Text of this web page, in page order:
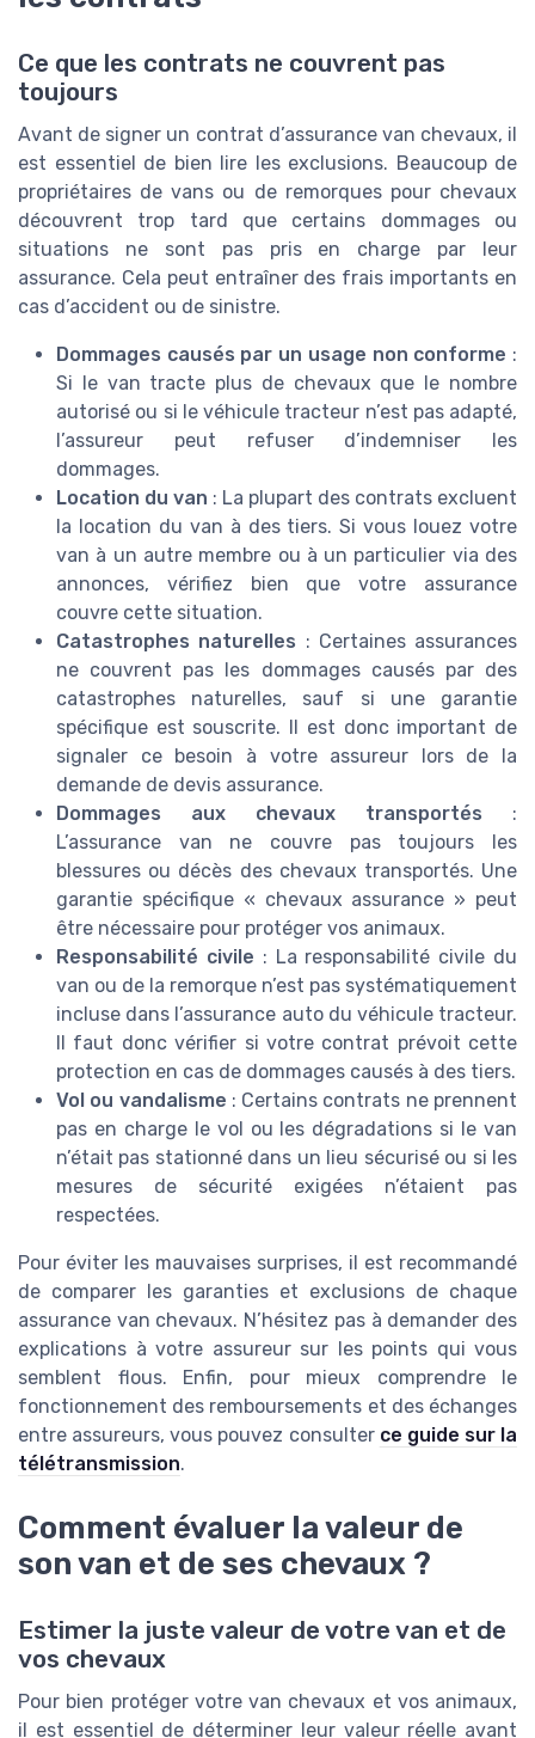
Ce que les contrats ne couvrent pas
toujours
Avant de signer un contrat d’assurance van chevaux, il
est essentiel de bien lire les exclusions. Beaucoup de
propriétaires de vans ou de remorques pour chevaux
découvrent trop tard que certains dommages ou
situations ne sont pas pris en charge par leur
assurance. Cela peut entraîner des frais importants en
cas d’accident ou de sinistre.
Dommages causés par un usage non conforme :
Si le van tracte plus de chevaux que le nombre
autorisé ou si le véhicule tracteur n’est pas adapté,
l’assureur peut refuser d’indemniser les
dommages.
Location du van : La plupart des contrats excluent
la location du van à des tiers. Si vous louez votre
van à un autre membre ou à un particulier via des
annonces, vérifiez bien que votre assurance
couvre cette situation.
Catastrophes naturelles : Certaines assurances
ne couvrent pas les dommages causés par des
catastrophes naturelles, sauf si une garantie
spécifique est souscrite. Il est donc important de
signaler ce besoin à votre assureur lors de la
demande de devis assurance.
Dommages aux chevaux transportés :
L’assurance van ne couvre pas toujours les
blessures ou décès des chevaux transportés. Une
garantie spécifique « chevaux assurance » peut
être nécessaire pour protéger vos animaux.
Responsabilité civile : La responsabilité civile du
van ou de la remorque n’est pas systématiquement
incluse dans l’assurance auto du véhicule tracteur.
Il faut donc vérifier si votre contrat prévoit cette
protection en cas de dommages causés à des tiers.
Vol ou vandalisme : Certains contrats ne prennent
pas en charge le vol ou les dégradations si le van
n’était pas stationné dans un lieu sécurisé ou si les
mesures de sécurité exigées n’étaient pas
respectées.
Pour éviter les mauvaises surprises, il est recommandé
de comparer les garanties et exclusions de chaque
assurance van chevaux. N’hésitez pas à demander des
explications à votre assureur sur les points qui vous
semblent flous. Enfin, pour mieux comprendre le
fonctionnement des remboursements et des échanges
entre assureurs, vous pouvez consulter ce guide sur la
télétransmission.
Comment évaluer la valeur de
son van et de ses chevaux ?
Estimer la juste valeur de votre van et de
vos chevaux
Pour bien protéger votre van chevaux et vos animaux,
il est essentiel de déterminer leur valeur réelle avant